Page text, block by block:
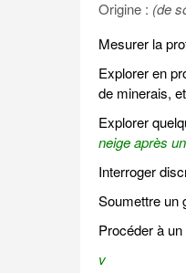
Origine : (de
Mesurer la
Explorer en
de minerais,
Explorer
neige après
Interroger
Soumettre un
Procéder à
v